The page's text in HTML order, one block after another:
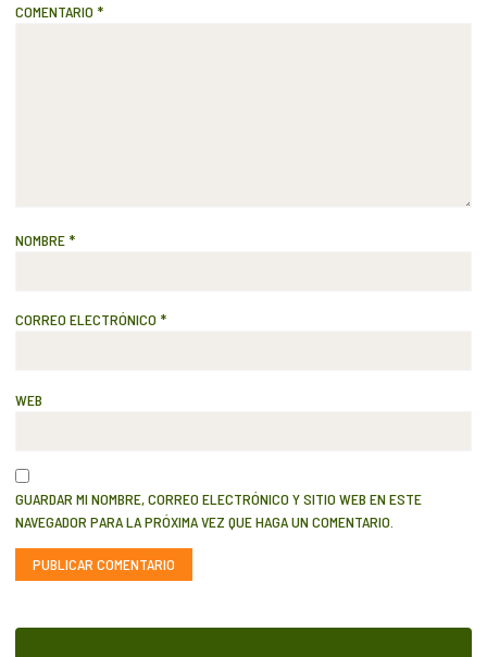
COMENTARIO *
NOMBRE *
CORREO ELECTRÓNICO *
WEB
GUARDAR MI NOMBRE, CORREO ELECTRÓNICO Y SITIO WEB EN ESTE
NAVEGADOR PARA LA PRÓXIMA VEZ QUE HAGA UN COMENTARIO.